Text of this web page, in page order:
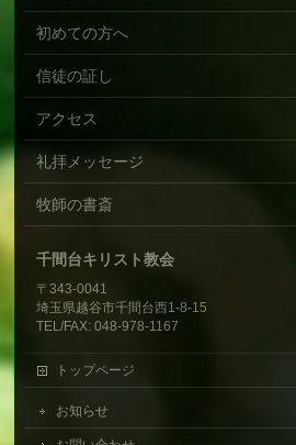
初めての方へ
信徒の証し
アクセス
礼拝メッセージ
牧師の書斎
千間台キリスト教会
〒343-0041
埼玉県越谷市千間台西1-8-15
TEL/FAX: 048-978-1167
トップページ
お知らせ